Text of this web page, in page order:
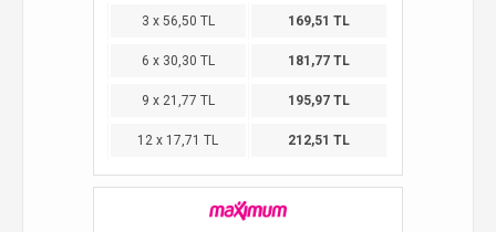
3 x 56,50 TL 169,51 TL
6 x 30,30 TL 181,77 TL
9 x 21,77 TL 195,97 TL
12 x 17,71 TL 212,51 TL